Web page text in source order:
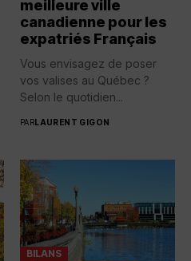
meilleure ville
canadienne pour les
expatriés Français
Vous envisagez de poser
vos valises au Québec ?
Selon le quotidien...
PARLAURENT GIGON
BILANS